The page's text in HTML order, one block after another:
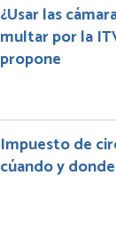
¿Usar las
multar por la
propone
Impuesto de
cúando y